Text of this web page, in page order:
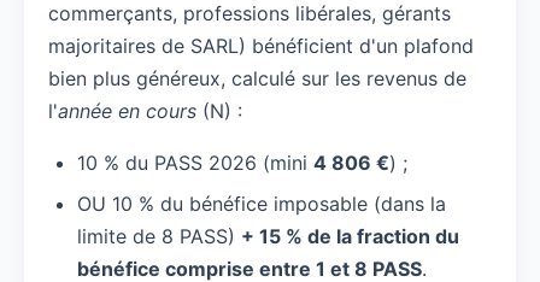
commerçants, professions libérales, gérants
majoritaires de SARL) bénéficient d'un plafond
bien plus généreux, calculé sur les revenus de
l'année en cours (N) :
10 % du PASS 2026 (mini 4 806 €) ;
OU 10 % du bénéfice imposable (dans la
limite de 8 PASS) + 15 % de la fraction du
bénéfice comprise entre 1 et 8 PASS.